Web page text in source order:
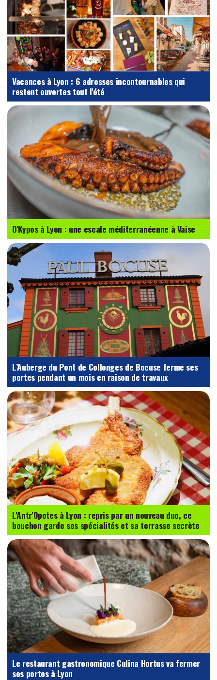
Vacances à Lyon : 6 adresses incontournables qui
restent ouvertes tout l'été
O'Kypos à Lyon : une escale méditerranéenne à Vaise
L’Auberge du Pont de Collonges de Bocuse ferme ses
portes pendant un mois en raison de travaux
L'Antr'Opotes à Lyon : repris par un nouveau duo, ce
bouchon garde ses spécialités et sa terrasse secrète
Le restaurant gastronomique Culina Hortus va fermer
ses portes à Lyon